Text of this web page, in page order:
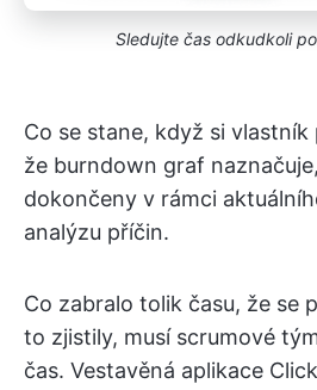
Sledujte čas odkudkoli
Co se stane, když si
že burndown graf
dokončeny v rámci
analýzu příčin.
Co zabralo tolik času, že se
to zjistily, musí scrumové
čas. Vestavěná aplikace